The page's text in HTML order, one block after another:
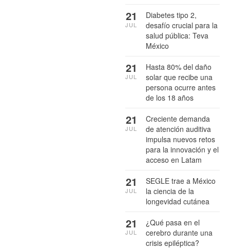
Diabetes tipo 2,
desafío crucial para la
salud pública: Teva
México
21
JUL
Hasta 80% del daño
solar que recibe una
persona ocurre antes
de los 18 años
21
JUL
Creciente demanda
de atención auditiva
impulsa nuevos retos
para la innovación y el
acceso en Latam
21
JUL
SEGLE trae a México
la ciencia de la
longevidad cutánea
21
JUL
¿Qué pasa en el
cerebro durante una
crisis epiléptica?
21
JUL